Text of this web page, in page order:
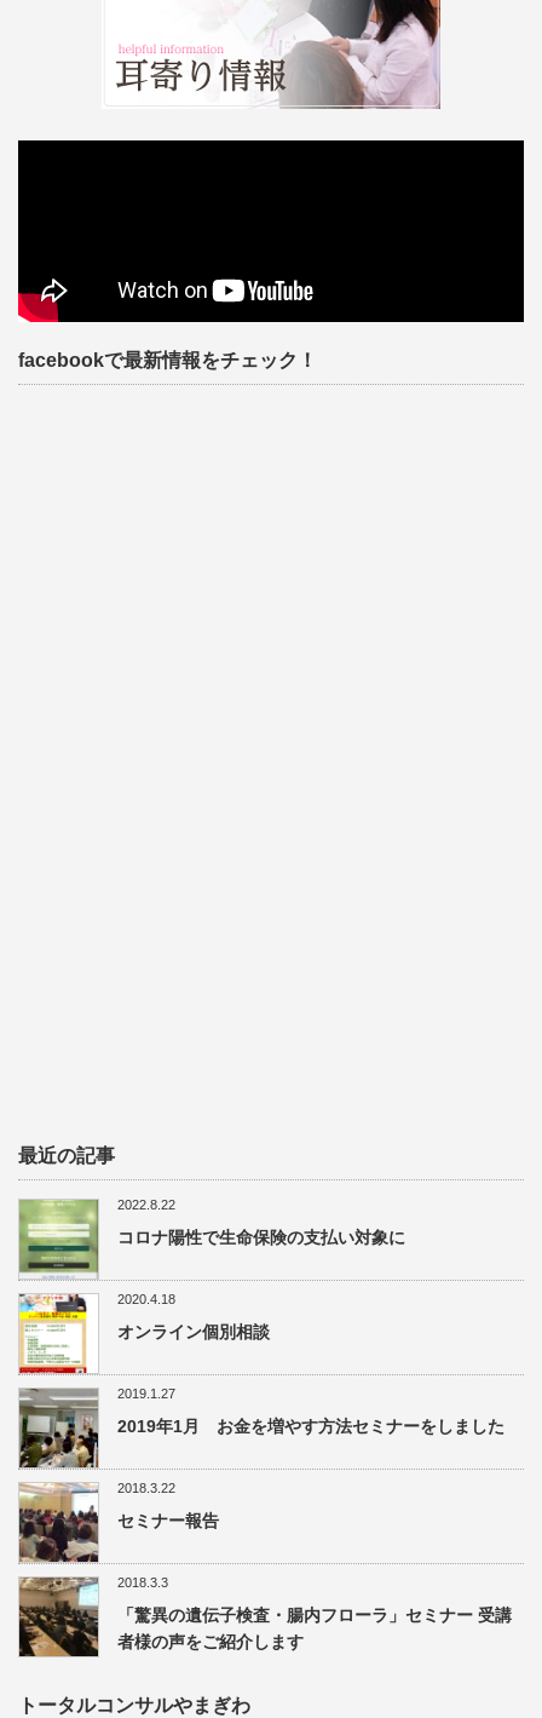
facebookで最新情報をチェック！
最近の記事
2022.8.22
コロナ陽性で生命保険の支払い対象に
2020.4.18
オンライン個別相談
2019.1.27
2019年1月 お金を増やす方法セミナーをしました
2018.3.22
セミナー報告
2018.3.3
「驚異の遺伝子検査・腸内フローラ」セミナー 受講
者様の声をご紹介します
トータルコンサルやまぎわ